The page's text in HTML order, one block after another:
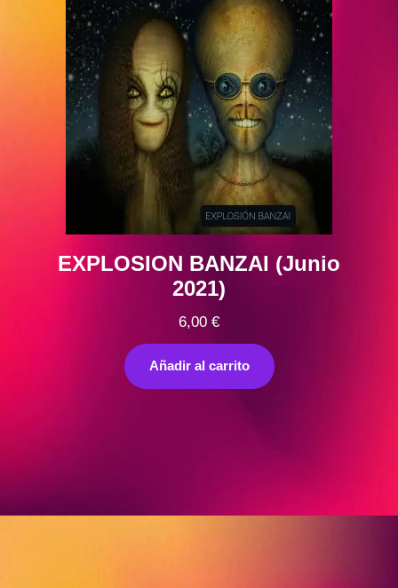
EXPLOSION BANZAI (Junio
2021)
6,00 €
Añadir al carrito